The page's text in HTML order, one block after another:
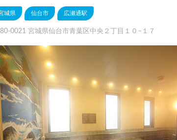
城県 仙台市 広瀬通駅
0021 宮城県仙台市青葉区中央２丁目１０−１７